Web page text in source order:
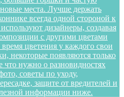
места. Лучше держать
всегда одной стороной к
дизайнеры, создавая
с другими цветами
цветения у каждого свои
некоторые появляются только
что нужно о разновидностях
советы по уходу,
защите от вредителей и
информации ниже.